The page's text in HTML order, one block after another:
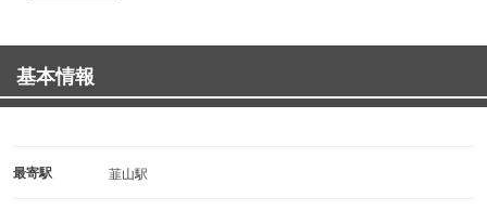
基本情報
最寄駅 韮山駅